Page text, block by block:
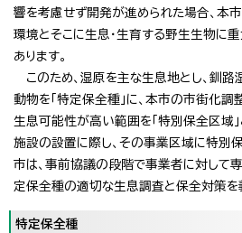
響を考慮せず開発が進められた場合、本
環境とそこに生息・生育する野生生物に
あります。
このため、湿原を主な生息地とし、釧
動物を「特定保全種」に、本市の市街化
生息可能性が高い範囲を「特別保全区域
施設の設置に際し、その事業区域に特別
市は、事前協議の段階で事業者に対して
定保全種の適切な生息調査と保全対策を
特定保全種